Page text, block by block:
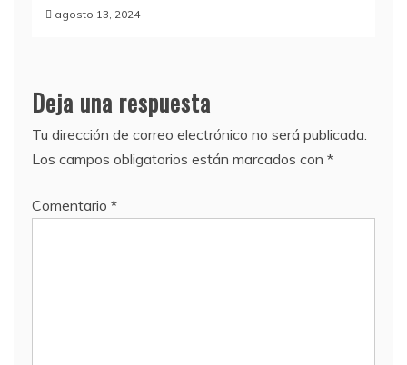
agosto 13, 2024
Deja una respuesta
Tu dirección de correo electrónico no será publicada.
Los campos obligatorios están marcados con *
Comentario *